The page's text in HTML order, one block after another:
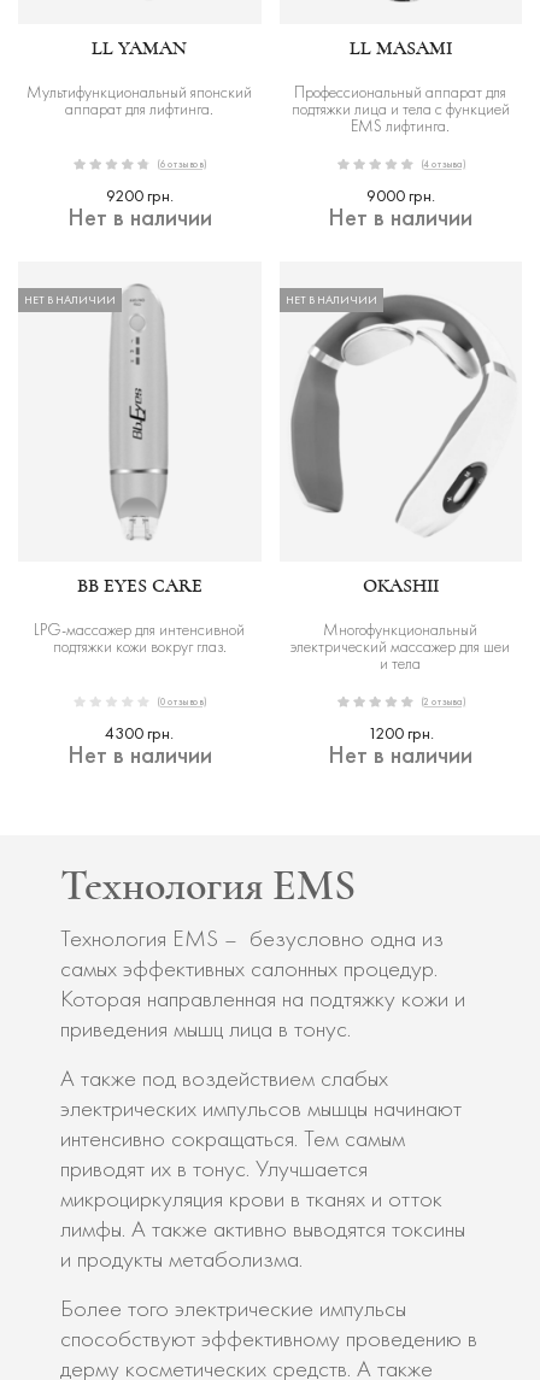
LL YAMAN
Мультифункциональный японский
аппарат для лифтинга.
(6 отзывов)
9200 грн.
Нет в наличии
LL MASAMI
Профессиональный аппарат для
подтяжки лица и тела с функцией
EMS лифтинга.
(4 отзыва)
9000 грн.
Нет в наличии
НЕТ В НАЛИЧИИ
BB EYES CARE
LPG-массажер для интенсивной
подтяжки кожи вокруг глаз.
(0 отзывов)
4300 грн.
Нет в наличии
НЕТ В НАЛИЧИИ
OKASHII
Многофункциональный
электрический массажер для шеи
и тела
(2 отзыва)
1200 грн.
Нет в наличии
Технология EMS
Технология EMS – безусловно одна из
самых эффективных салонных процедур.
Которая направленная на подтяжку кожи и
приведения мышц лица в тонус.
А также под воздействием слабых
электрических импульсов мышцы начинают
интенсивно сокращаться. Тем самым
приводят их в тонус. Улучшается
микроциркуляция крови в тканях и отток
лимфы. А также активно выводятся токсины
и продукты метаболизма.
Более того электрические импульсы
способствуют эффективному проведению в
дерму косметических средств. А также